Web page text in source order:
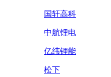
国轩高科
中航锂电
亿纬锂能
松下